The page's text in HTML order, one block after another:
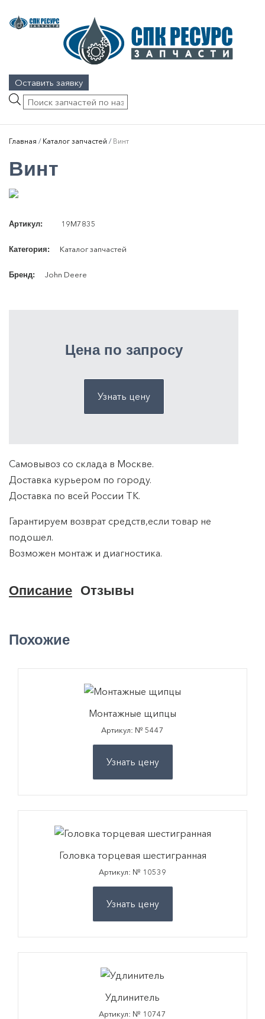
Оставить заявку
Поиск
товаров
Главная / Каталог запчастей / Винт
Винт
Артикул: 19M7835
Категория: Каталог запчастей
Бренд: John Deere
Цена по запросу
Узнать цену
Самовывоз со склада в Москве.
Доставка курьером по городу.
Доставка по всей России ТK.
Гарантируем возврат средств,если товар не
подошел.
Возможен монтаж и диагностика.
Описание Отзывы
Похожие
Монтажные щипцы
Артикул: № 5447
Узнать цену
Головка торцевая шестигранная
Артикул: № 10539
Узнать цену
Удлинитель
Артикул: № 10747